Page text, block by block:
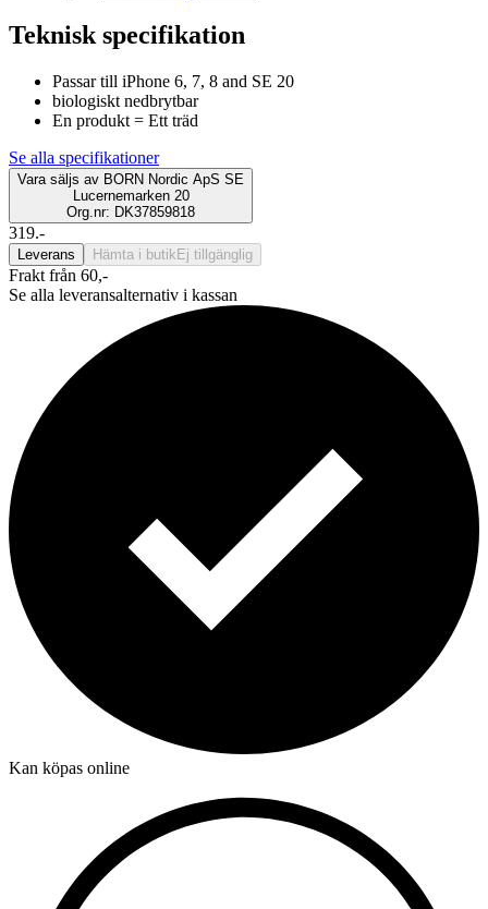
Teknisk specifikation
Passar till iPhone 6, 7, 8 and SE 20
biologiskt nedbrytbar
En produkt = Ett träd
Se alla specifikationer
Vara säljs av BORN Nordic ApS SE
Lucernemarken 20
Org.nr: DK37859818
319.-
Leverans Hämta i butik Ej tillgänglig
Frakt från 60,-
Se alla leveransalternativ i kassan
Kan köpas online